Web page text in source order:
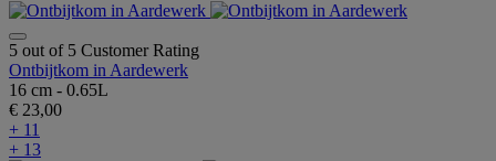
5 out of 5 Customer Rating
Ontbijtkom in Aardewerk
16 cm - 0.65L
€ 23,00
+ 11
+ 13